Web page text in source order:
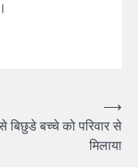
बिछुडे बच्चे को परिवार से
मिलाया
⟶